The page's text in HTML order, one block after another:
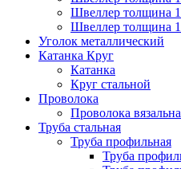
Швеллер толщина
Швеллер толщина
Уголок металлический
Катанка Круг
Катанка
Круг стальной
Проволока
Проволока
Труба стальная
Труба профильная
Труба